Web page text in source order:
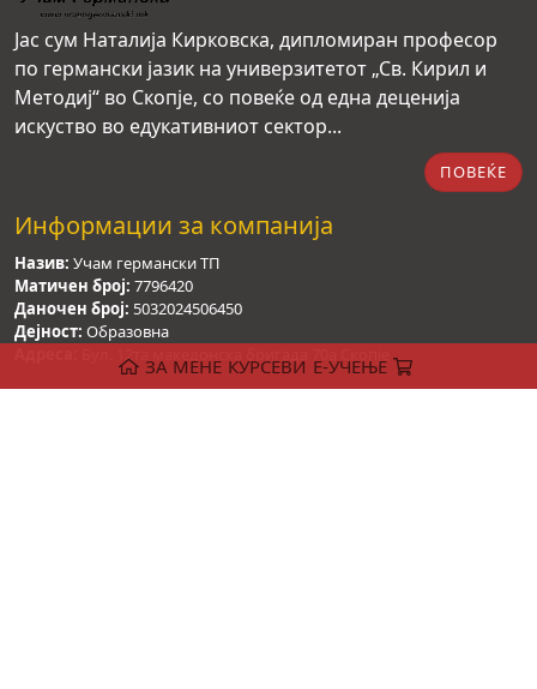
ЗА МЕНЕ КУРСЕВИ Е-УЧЕЊЕ
Јас сум Наталија Кирковска, дипломиран професор
по германски јазик на универзитетот „Св. Кирил и
Методиј“ во Скопје, со повеќе од една деценија
искуство во едукативниот сектор...
ПОВЕЌЕ
Информации за компанија
Назив: Учам германски ТП
Матичен број: 7796420
Даночен број: 5032024506450
Дејност: Образовна
Бул. 12та македонска бригада 70а Скопје